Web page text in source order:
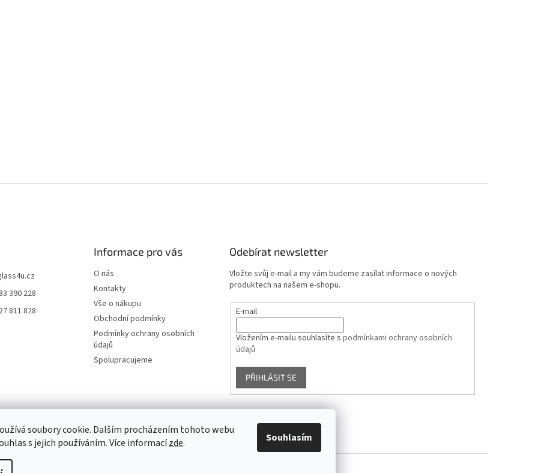
soubory cookie. Dalším procházením tohoto webu
s jejich používáním. Více informacízde. Souhlasím
390 228
811 828
Informace pro vás
O nás
Kontakty
Vše o nákupu
Obchodní podmínky
Podmínky ochrany osobních
údajů
Spolupracujeme
Odebírat newsletter
Vložte svůj e-mail a my vám budeme zasílat informace o nových
produktech na našem e-shopu.
E-mail
Vložením e-mailu souhlasíte spodmínkami ochrany osobních
údajů
PŘIHLÁSIT SE
Facebook